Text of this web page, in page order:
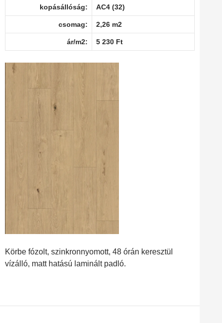
kopásállóság: AC4 (32)
csomag: 2,26 m2
ár/m2: 5 230 Ft
Körbe fózolt, szinkronnyomott, 48 órán keresztül
vízálló, matt hatású laminált padló.